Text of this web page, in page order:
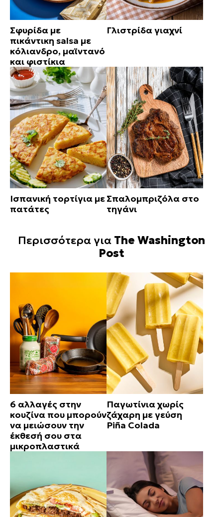
Σφυρίδα με
πικάντικη salsa με
κόλιανδρο, μαϊντανό
και φιστίκια
Γλιστρίδα γιαχνί
Ισπανική τορτίγια με
πατάτες
Σπαλομπριζόλα στο
τηγάνι
Περισσότερα για The Washington
Post
6 αλλαγές στην
κουζίνα που μπορούν
να μειώσουν την
έκθεσή σου στα
μικροπλαστικά
Παγωτίνια χωρίς
ζάχαρη με γεύση
Piña Colada